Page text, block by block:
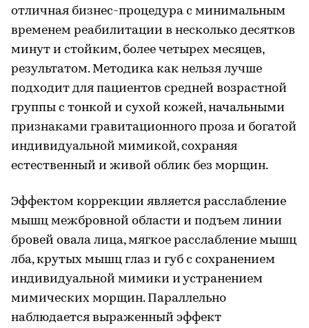
отличная бизнес-процедура с минимальным
временем реабилитации в несколько десятков
минут и стойким, более четырех месяцев,
результатом. Методика как нельзя лучше
подходит для пациентов средней возрастной
группы с тонкой и сухой кожей, начальными
признаками гравитационного проза и богатой
индивидуальной мимикой, сохраняя
естественный и живой облик без морщин.
Эффектом коррекции является расслабление
мышц межбровной области и подъем линии
бровей овала лица, мягкое расслабление мышц
лба, крутых мышц глаз и губ с сохранением
индивидуальной мимики и устранением
мимических морщин. Параллельно
наблюдается выраженный эффект